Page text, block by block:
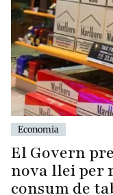
Economia
El Govern
nova llei per
consum de